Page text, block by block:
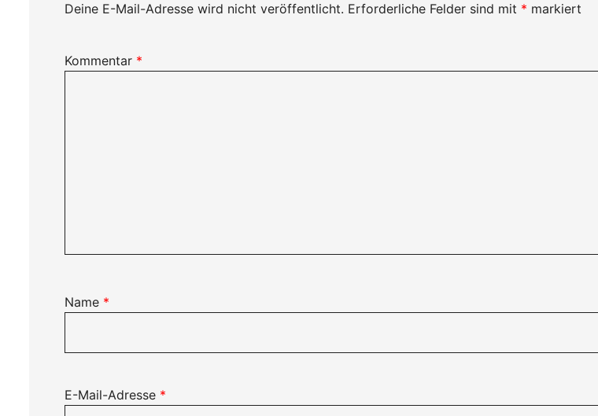
Deine E-Mail-Adresse wird nicht veröffentlicht. Erforderliche Felder sind mit * markiert
Kommentar *
Name *
E-Mail-Adresse *